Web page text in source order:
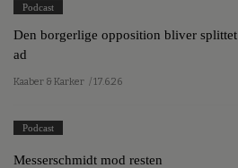
Podcast
Den borgerlige opposition bliver splittet
ad
Kaaber & Karker / 17.6.26
Podcast
Messerschmidt mod resten